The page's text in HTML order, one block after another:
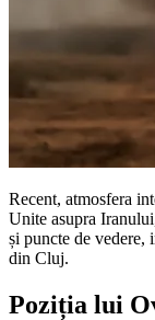
Recent, atmosfera
Unite asupra
și puncte de
din Cluj.
Poziția lui